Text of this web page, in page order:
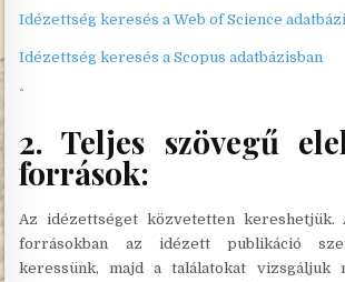
Idézettség keresés a Web of Science
Idézettség keresés a Scopus adatbázisban
2. Teljes szövegű
források:
Az idézettséget közvetetten kereshetjük.
forrásokban az idézett publikáció
keressünk, majd a találatokat vizsgáljuk